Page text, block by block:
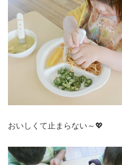
おいしくて止まらない～💖